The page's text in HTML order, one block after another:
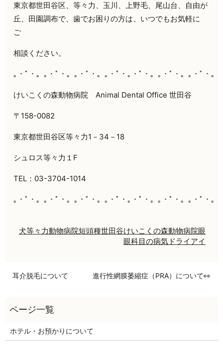
東京都世田谷区、等々力、玉川、上野毛、尾山台、自由が
丘、田園調布で、歯でお困りの方は、いつでもお気軽に
ご
相談ください。
｡・ﾟ・。｡・ﾟ・。｡・ﾟ・。｡・ﾟ・｡・ﾟ・。｡・ﾟ・。｡・ﾟ・
けいこくの森動物病院 Animal Dental Office世田谷
〒 158-0082
東京都世田谷区等々力1 － 34 － 18
シュロス等々力１ F
TEL： 03-3704-1014
｡・ﾟ・。｡・ﾟ・。｡・ﾟ・。｡・ﾟ・｡・ﾟ・。｡・ﾟ・。｡・ﾟ・
犬等々力動物病院短頭種世田谷けいこくの森動物病院眼
眼科目の病気 ドライアイ
耳介脱毛について 進行性網膜萎縮症（PRA）について👀
ホテル・お預かりについて